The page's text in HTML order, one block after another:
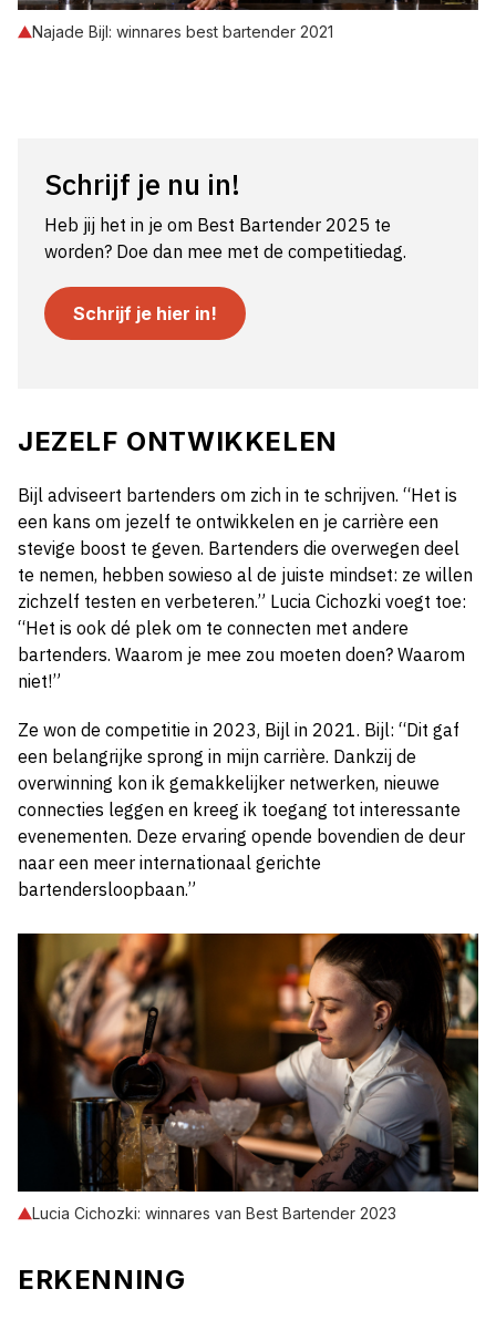
Najade Bijl: winnares best bartender 2021
Schrijf je nu in!
Heb jij het in je om Best Bartender 2025 te
worden? Doe dan mee met de competitiedag.
Schrijf je hier in!
JEZELF ONTWIKKELEN
Bijl adviseert bartenders om zich in te schrijven. “Het is
een kans om jezelf te ontwikkelen en je carrière een
stevige boost te geven. Bartenders die overwegen deel
te nemen, hebben sowieso al de juiste mindset: ze willen
zichzelf testen en verbeteren.” Lucia Cichozki voegt toe:
“Het is ook dé plek om te connecten met andere
bartenders. Waarom je mee zou moeten doen? Waarom
niet!”
Ze won de competitie in 2023, Bijl in 2021. Bijl: “Dit gaf
een belangrijke sprong in mijn carrière. Dankzij de
overwinning kon ik gemakkelijker netwerken, nieuwe
connecties leggen en kreeg ik toegang tot interessante
evenementen. Deze ervaring opende bovendien de deur
naar een meer internationaal gerichte
bartendersloopbaan.”
Lucia Cichozki: winnares van Best Bartender 2023
ERKENNING